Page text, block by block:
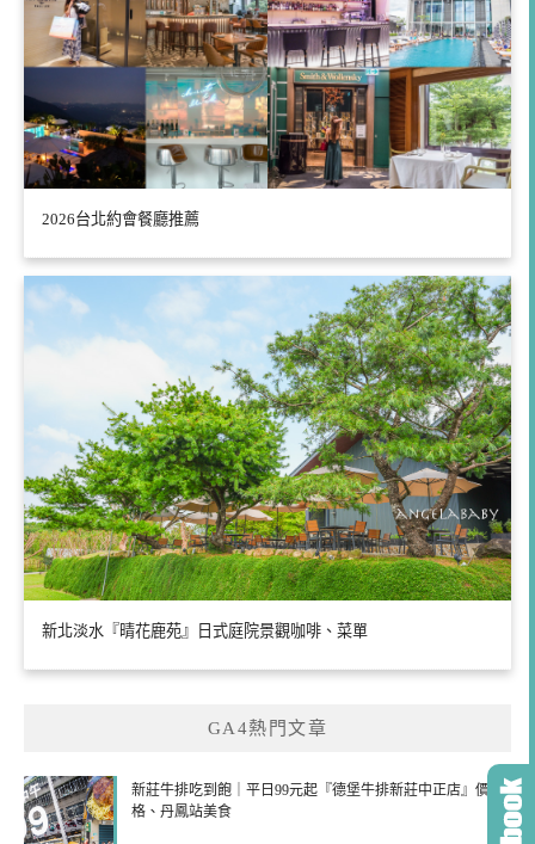
2026台北約會餐廳推薦
新北淡水『晴花鹿苑』日式庭院景觀咖啡、菜單
GA4熱門文章
新莊牛排吃到飽｜平日99元起『德堡牛排新莊中正店』價
格、丹鳳站美食